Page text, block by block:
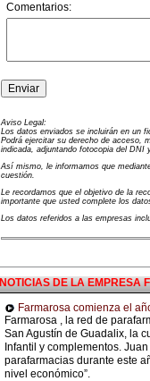
Comentarios:
Aviso Legal:
Los datos enviados se incluirán en un
Podrá ejercitar su derecho de acceso,
indicada, adjuntando fotocopia del DNI
Así mismo, le informamos que
cuestión.
Le recordamos que el objetivo de la
importante que usted complete los
Los datos referidos a las empresas
NOTICIAS DE LA EMPRESA
Farmarosa comienza el
Farmarosa , la red de
San Agustín de Guadalix, la
Infantil y complementos.
parafarmacias durante este
nivel económico”.